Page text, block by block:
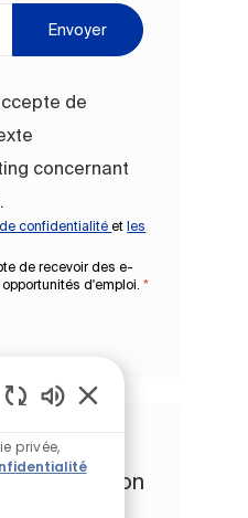
de
concernant
confidentialitéetles
de recevoir des e-
d'emploi. *
Envoyer
en fonction
privée,